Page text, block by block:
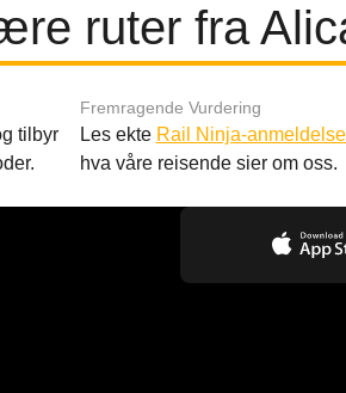
ruter fra
tilbyr
Fremragende Vurdering
Les ekte Rail Ninja-
hva våre reisende sier om oss.